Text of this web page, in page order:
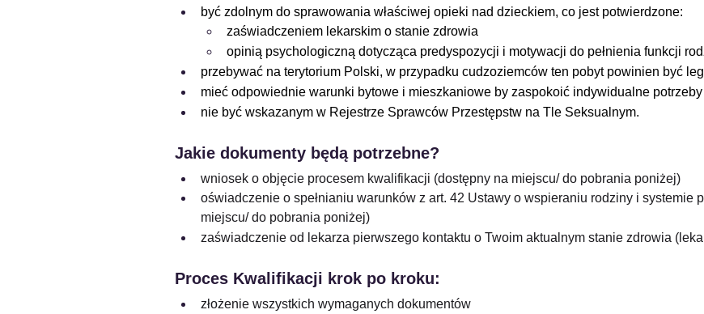
być zdolnym do sprawowania właściwej opieki nad dzieckiem, co jest potwierdzone:
zaświadczeniem lekarskim o stanie zdrowia
opinią psychologiczną dotycząca predyspozycji i motywacji do pełnienia funkcji
przebywać na terytorium Polski, w przypadku cudzoziemców ten pobyt powinien być
mieć odpowiednie warunki bytowe i mieszkaniowe by zaspokoić indywidualne
nie być wskazanym w Rejestrze Sprawców Przestępstw na Tle Seksualnym.
Jakie dokumenty będą potrzebne?
wniosek o objęcie procesem kwalifikacji (dostępny na miejscu/ do pobrania poniżej)
oświadczenie o spełnianiu warunków z art. 42 Ustawy o wspieraniu rodziny i systemie
miejscu/ do pobrania poniżej)
zaświadczenie od lekarza pierwszego kontaktu o Twoim aktualnym stanie zdrowia
Proces Kwalifikacji krok po kroku:
złożenie wszystkich wymaganych dokumentów